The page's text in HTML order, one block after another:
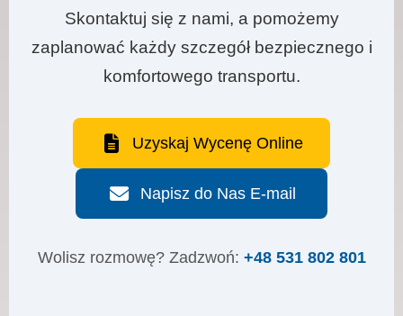
Skontaktuj się z nami, a pomożemy
zaplanować każdy szczegół bezpiecznego i
komfortowego transportu.
Uzyskaj Wycenę Online
Napisz do Nas E-mail
Wolisz rozmowę? Zadzwoń: +48 531 802 801